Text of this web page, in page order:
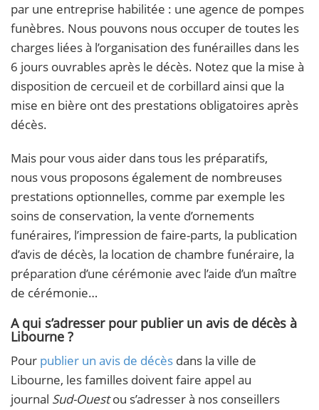
par une entreprise habilitée : une agence de pompes
funèbres. Nous pouvons nous occuper de toutes les
charges liées à l’organisation des funérailles dans les
6 jours ouvrables après le décès. Notez que la mise à
disposition de cercueil et de corbillard ainsi que la
mise en bière ont des prestations obligatoires après
décès.
Mais pour vous aider dans tous les préparatifs,
nous vous proposons également de nombreuses
prestations optionnelles, comme par exemple les
soins de conservation, la vente d’ornements
funéraires, l’impression de faire-parts, la publication
d’avis de décès, la location de chambre funéraire, la
préparation d’une cérémonie avec l’aide d’un maître
de cérémonie…
A qui s’adresser pour publier un avis de décès à
Libourne ?
Pour publier un avis de décès dans la ville de
Libourne, les familles doivent faire appel au
journal Sud-Ouestou s’adresser à nos conseillers